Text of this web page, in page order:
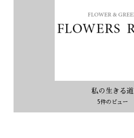
私の生きる道
5件のビュー